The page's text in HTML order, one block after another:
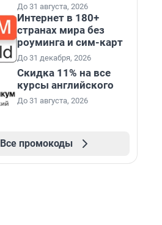
До 31 августа, 2026
Интернет в 180+
странах мира без
роуминга и сим-карт
До 31 декабря, 2026
Скидка 11% на все
курсы английского
До 31 августа, 2026
Все промокоды